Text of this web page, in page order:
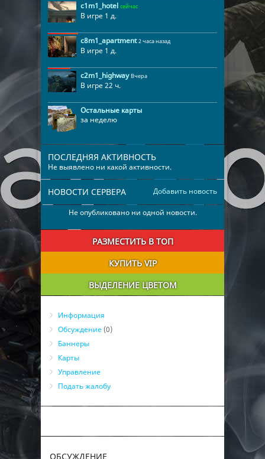
c1m1_hotel сейчас
В игре 1 д.
c8m1_apartment 2 часа назад
В игре 1 д.
c2m1_highway Вчера
В игре 22 ч.
Остальные карты
за неделю
ПОСЛЕДНЯЯ АКТИВНОСТЬ
Не выявлено ни какой активности.
Добавить новость
НОВОСТИ СЕРВЕРА
Не опубликовано ни одной новости.
РАЗМЕСТИТЬ В ТОП
КУПИТЬ VIP
ВЫДЕЛЕНИЕ ЦВЕТОМ
Информация
Обсуждение (0)
Баннеры
Карты
Управление
Подать жалобу
ОБСУЖДЕНИЕ